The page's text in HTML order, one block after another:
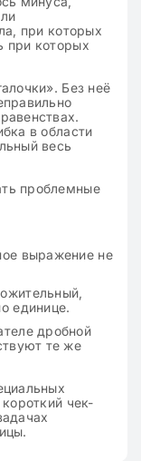
при которых
при которых
Без неё
в области
весь
проблемные
выражение не
единице.
дробной
те же
чек-